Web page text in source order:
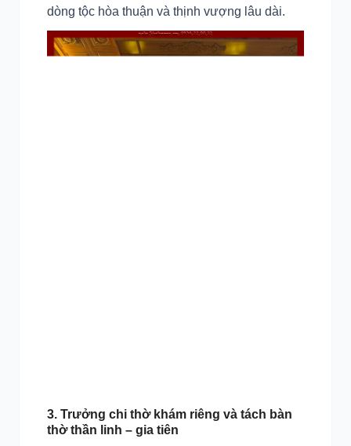
dòng tộc hòa thuận và thịnh vượng lâu dài.
3. Trưởng chi thờ khám riêng và tách bàn
thờ thần linh – gia tiên